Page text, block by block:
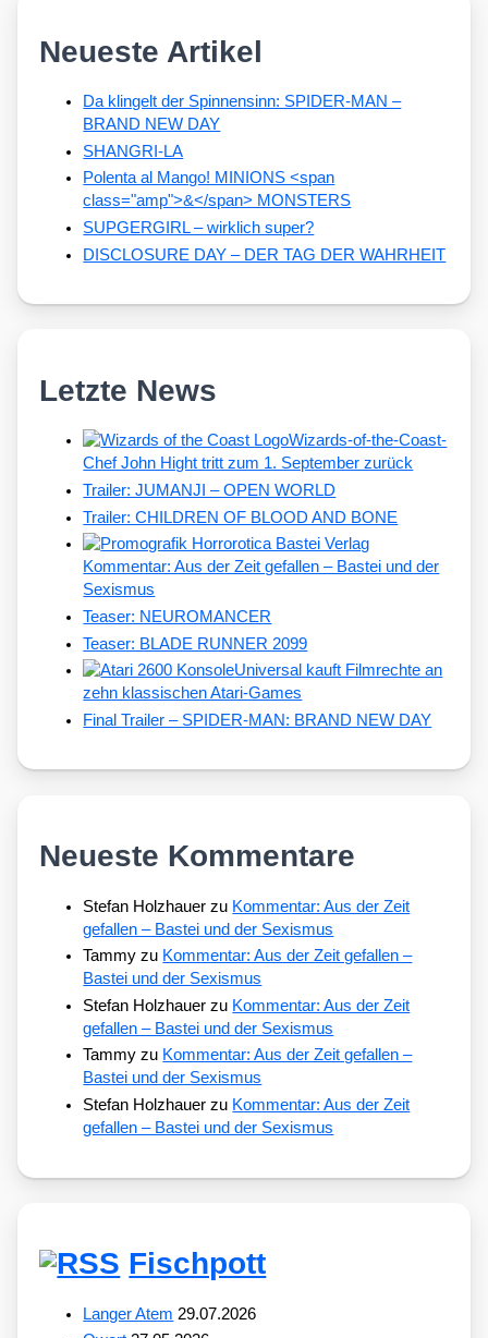
Neueste Artikel
Da klingelt der Spinnensinn: SPIDER-MAN –
BRAND NEW DAY
SHANGRI-LA
Polenta al Mango! MINIONS <span
class="amp">&</span> MONSTERS
SUPGERGIRL – wirklich super?
DISCLOSURE DAY – DER TAG DER WAHRHEIT
Letzte News
Wizards-of-the-Coast-
Chef John Hight tritt zum 1. September zurück
Trailer: JUMANJI – OPEN WORLD
Trailer: CHILDREN OF BLOOD AND BONE
Kommentar: Aus der Zeit gefallen – Bastei und der
Sexismus
Teaser: NEUROMANCER
Teaser: BLADE RUNNER 2099
Universal kauft Filmrechte an
zehn klassischen Atari-Games
Final Trailer – SPIDER-MAN: BRAND NEW DAY
Neueste Kommentare
Stefan Holzhauer zu Kommentar: Aus der Zeit
gefallen – Bastei und der Sexismus
Tammy zu Kommentar: Aus der Zeit gefallen –
Bastei und der Sexismus
Stefan Holzhauer zu Kommentar: Aus der Zeit
gefallen – Bastei und der Sexismus
Tammy zu Kommentar: Aus der Zeit gefallen –
Bastei und der Sexismus
Stefan Holzhauer zu Kommentar: Aus der Zeit
gefallen – Bastei und der Sexismus
Fischpott
Langer Atem 29.07.2026